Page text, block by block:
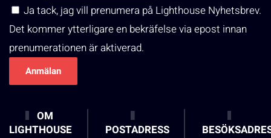
Ja tack, jag vill prenumera på Lighthouse Nyhetsbrev.
Det kommer ytterligare en bekräfelse via epost innan
prenumerationen är aktiverad.
OM
LIGHTHOUSE
POSTADRESS